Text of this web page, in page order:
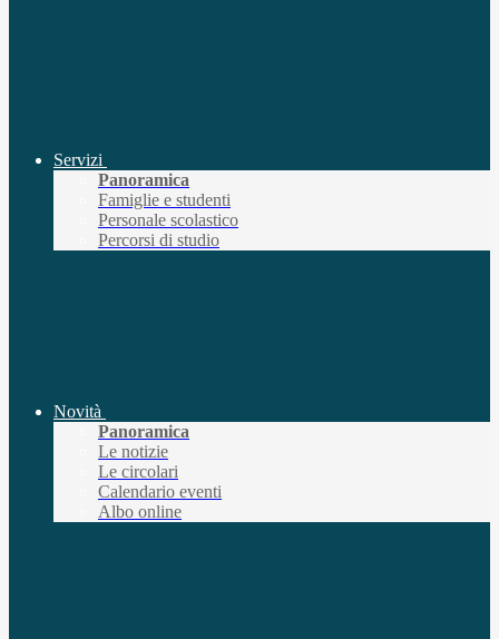
Servizi
Panoramica
Famiglie e studenti
Personale scolastico
Percorsi di studio
Novità
Panoramica
Le notizie
Le circolari
Calendario eventi
Albo online